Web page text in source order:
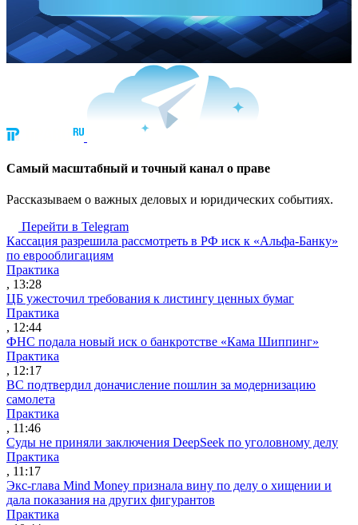
Cамый масштабный и точный канал о праве
Рассказываем о важных деловых и юридических событиях.
Перейти в Telegram
Кассация разрешила рассмотреть в РФ иск к «Альфа-Банку»
по еврооблигациям
Практика
, 13:28
ЦБ ужесточил требования к листингу ценных бумаг
Практика
, 12:44
ФНС подала новый иск о банкротстве «Кама Шиппинг»
Практика
, 12:17
ВС подтвердил доначисление пошлин за модернизацию
самолета
Практика
, 11:46
Суды не приняли заключения DeepSeek по уголовному делу
Практика
, 11:17
Экс-глава Mind Money признала вину по делу о хищении и
дала показания на других фигурантов
Практика